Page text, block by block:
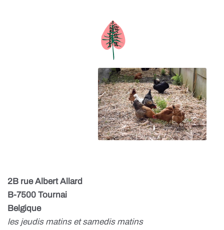
2B rue Albert Allard
B-7500 Tournai
Belgique
les jeudis matins et samedis matins